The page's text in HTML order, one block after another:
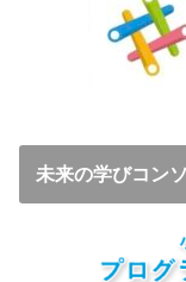
未来の学びコン